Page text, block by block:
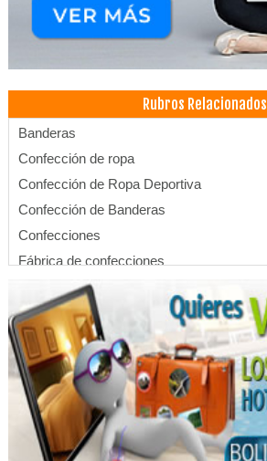
Rubros Relacionados
Banderas
Confección de ropa
Confección de Ropa Deportiva
Confección de Banderas
Confecciones
Fábrica de confecciones
Profesionales
Supermercados